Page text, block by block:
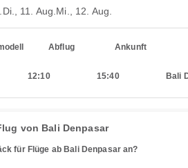
Di., 11. Aug. Mi., 12. Aug.
Abflug Ankunft
12:10 15:40 Bali
von Bali Denpasar
für Flüge ab Bali Denpasar an?